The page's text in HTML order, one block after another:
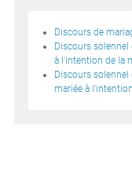
Discours de
Discours solennel
à l'intention de la
Discours solennel
mariée à